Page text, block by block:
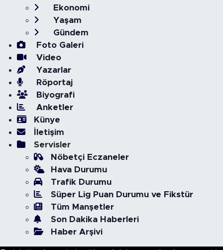
Ekonomi
Yaşam
Gündem
Foto Galeri
Video
Yazarlar
Röportaj
Biyografi
Anketler
Künye
İletişim
Servisler
Nöbetçi Eczaneler
Hava Durumu
Trafik Durumu
Süper Lig Puan Durumu ve Fikstür
Tüm Manşetler
Son Dakika Haberleri
Haber Arşivi